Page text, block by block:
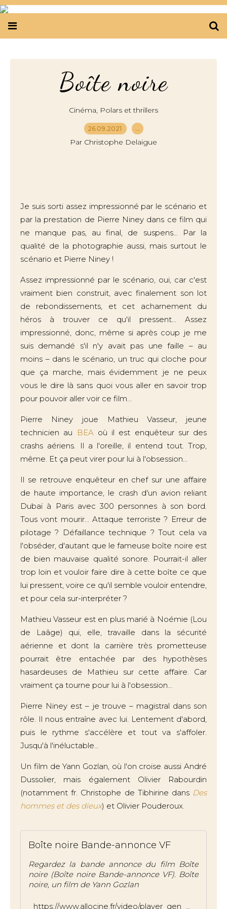
Boîte noire
Cinéma, Polars et thrillers
26.09.2021 …
Par Christophe Delaigue
Je suis sorti assez impressionné par le scénario et
par la prestation de Pierre Niney dans ce film qui
ne manque pas, au final, de suspens... Par la
qualité de la photographie aussi, mais surtout le
scénario et Pierre Niney !
Assez impressionné par le scénario, oui, car c'est
vraiment bien construit, avec finalement son lot
de rebondissements, et cet acharnement du
héros à trouver ce qu'il pressent... Assez
impressionné, donc, même si après coup je me
suis demandé s'il n'y avait pas une faille – au
moins – dans le scénario, un truc qui cloche pour
que ça marche, mais évidemment je ne peux
vous le dire là sans quoi vous aller en savoir trop
pour pouvoir aller voir ce film...
Pierre Niney joue Mathieu Vasseur, jeune
technicien au
BEAoù il est enquêteur sur des
crashs aériens. Il a l'oreille, il entend tout. Trop,
même. Et ça peut virer pour lui à l'obsession...
Il se retrouve enquêteur en chef sur une affaire
de haute importance, le crash d'un avion reliant
Dubaï à Paris avec 300 personnes à son bord.
Tous vont mourir... Attaque terroriste ? Erreur de
pilotage ? Défaillance technique ? Tout cela va
l'obséder, d'autant que le fameuse boîte noire est
de bien mauvaise qualité sonore. Pourrait-il aller
trop loin et vouloir faire dire à cette boîte ce que
lui pressent, voire ce qu'il semble vouloir entendre,
et pour cela sur-interpréter ?
Mathieu Vasseur est en plus marié à Noémie (Lou
de Laâge) qui, elle, travaille dans la sécurité
aérienne et dont la carrière très prometteuse
pourrait être entachée par des hypothèses
hasardeuses de Mathieu sur cette affaire. Car
vraiment ça tourne pour lui à l'obsession...
Pierre Niney est – je trouve – magistral dans son
rôle. Il nous entraîne avec lui. Lentement d'abord,
puis le rythme s'accélère et tout va s'affoler.
Jusqu'à l'inéluctable...
Un film de Yann Gozlan, où l'on croise aussi André
Dussolier, mais également Olivier Rabourdin
(notamment fr. Christophe de Tibhirine dans Des
hommes et des dieux) et Olivier Pouderoux.
Boîte noire Bande-annonce VF
Regardez la bande annonce du film Boîte
noire (Boîte noire Bande-annonce VF). Boîte
noire, un film de Yann Gozlan
https://www.allocine.fr/video/player_gen_cmedia=19589606&cfilm=274204.html